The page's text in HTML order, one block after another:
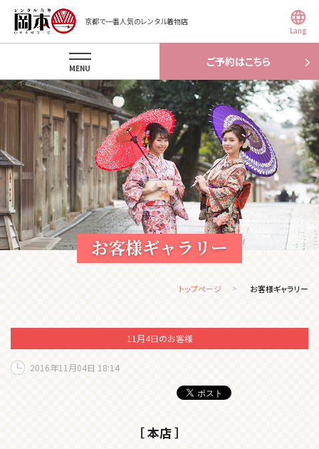
京都で一番人気のレンタル着物店
Lang
ご予約はこちら
MENU
お客様ギャラリー
トップページ お客様ギャラリー
11月4日のお客様
2016年11月04日 18:14
［ 本店 ］